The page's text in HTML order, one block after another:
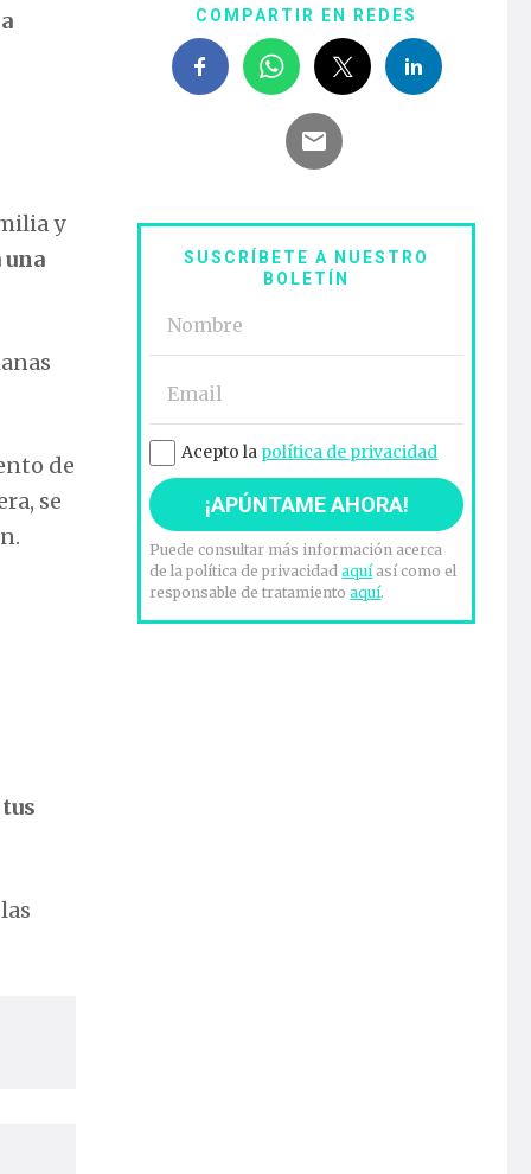
y
de
se
COMPARTIR EN REDES
SUSCRÍBETE A NUESTRO
BOLETÍN
Acepto la política de privacidad
Puede consultar más información acerca
de la política de privacidadaquíasí como el
responsable de tratamientoaquí.